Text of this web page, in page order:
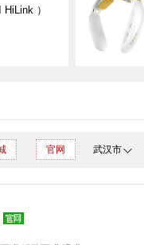
HiLink ）
官网 武汉市